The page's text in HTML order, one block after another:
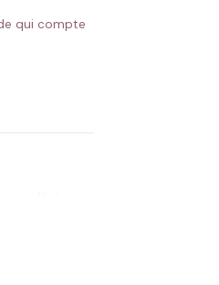
qui compte